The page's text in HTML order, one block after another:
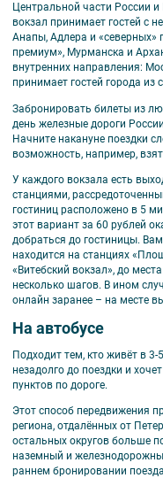
Центральной части России
вокзал принимает гостей с
Анапы, Адлера и «северных»
премиум», Мурманска и
внутренних направления:
принимает гостей города из
Забронировать билеты из
день железные дороги
Начните накануне поездки
возможность, например,
У каждого вокзала есть
станциями,
гостиниц расположено в 5
этот вариант за 60 рублей
добраться до гостиницы.
находится на станциях
«Витебский вокзал», до
несколько шагов. В ином
онлайн заранее – на месте
На автобусе
Подходит тем, кто живёт в 3-
незадолго до поездки и
пунктов по дороге.
Этот способ передвижения
региона, отдалённых от
остальных округов больше
наземный и
раннем бронировании